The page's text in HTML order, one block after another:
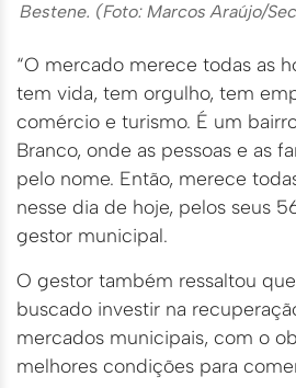
Bestene. (Foto: Marcos Araújo/
“O mercado merece todas as
tem vida, tem orgulho, tem
comércio e turismo. É um
Branco, onde as pessoas e as
pelo nome. Então, merece
nesse dia de hoje, pelos seus
gestor municipal.
O gestor também ressaltou
buscado investir na
mercados municipais, com o
melhores condições para